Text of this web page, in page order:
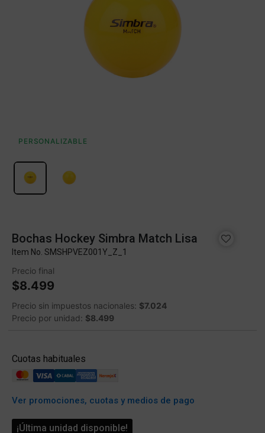
PERSONALIZABLE
Bochas Hockey Simbra Match Lisa
Item No. SMSHPVEZ001Y_Z_1
Precio final
$8.499
Precio sin impuestos nacionales: $7.024
Precio por unidad: $8.499
Cuotas habituales
Ver promociones, cuotas y medios de pago
¡Última unidad disponible!